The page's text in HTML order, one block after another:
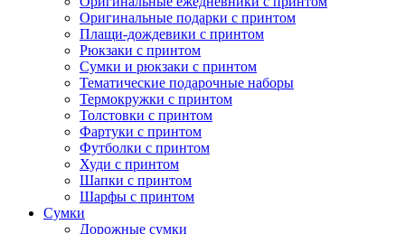
Оригинальные подарки с принтом
Плащи-дождевики с принтом
Рюкзаки с принтом
Сумки и рюкзаки с принтом
Тематические подарочные наборы
Термокружки с принтом
Толстовки с принтом
Фартуки с принтом
Футболки с принтом
Худи с принтом
Шапки с принтом
Шарфы с принтом
Сумки
Дорожные сумки